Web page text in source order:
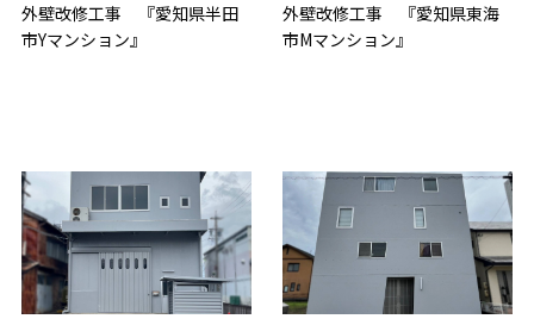
外壁改修工事 『愛知県半田
市Yマンション』
外壁改修工事 『愛知県東海
市Mマンション』